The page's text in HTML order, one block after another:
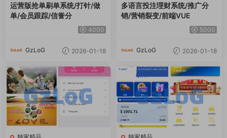
运营版抢单刷单系统/打针/做
单/会员跟踪/信誉分
4000
GzLoG 2026-01-18
多语言投注理财系统/推广分
销/营销裂变/前端VUE
5000
GzLoG 2026-01-18